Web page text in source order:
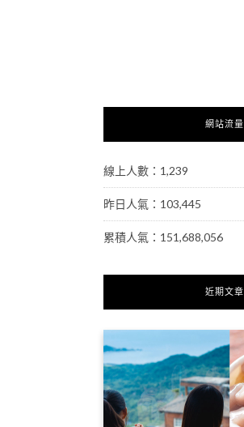
網站流量
線上人數：1,239
昨日人氣：103,445
累積人氣：151,688,056
近期文章